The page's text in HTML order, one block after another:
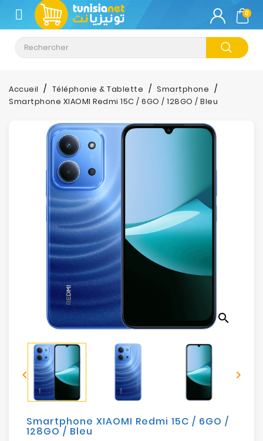
CATÉGORIE
Climatisation
Informatique
Tablette
Impression
Stockage
Electroménager
Bureautique
Sécurité
Mobilités
0
Accueil Téléphonie & Tablette
Smartphone
Smartphone XIAOMI Redmi 15C / 6GO / 128GO / Bleu
search
 
Smartphone XIAOMI Redmi 15C / 6GO /
128GO / Bleu